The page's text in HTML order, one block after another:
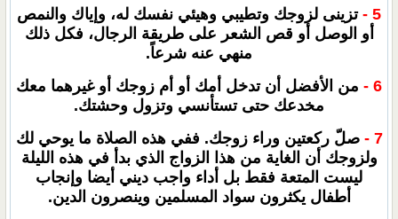
5 -
تزينى لزوجك وتطيبي وهيئي نفسك له، وإياك والنمص
أو الوصل أو قص الشعر على طريقة الرجال، فكل ذلك
منهي عنه شرعاً.
6 -
من الأفضل أن تدخل أمك أو أم زوجك أو غيرهما معك
مخدعك حتى تستأنسي وتزول وحشتك.
7 -
صلّ ركعتين وراء زوجك. ففي هذه الصلاة ما يوحي لك
ولزوجك أن الغاية من هذا الزواج الذي بدأ في هذه الليلة
ليست المتعة فقط بل أداء واجب ديني أيضا وإنجاب
أطفال يكثرون سواد المسلمين وينصرون الدين.